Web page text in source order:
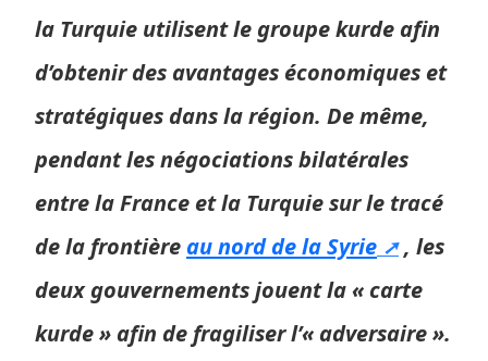
la Turquie utilisent le groupe kurde afin
d’obtenir des avantages économiques et
stratégiques dans la région. De même,
pendant les négociations bilatérales
entre la France et la Turquie sur le tracé
de la frontière au nord de la Syrie
, les
deux gouvernements jouent la « carte
kurde » afin de fragiliser l’« adversaire ».